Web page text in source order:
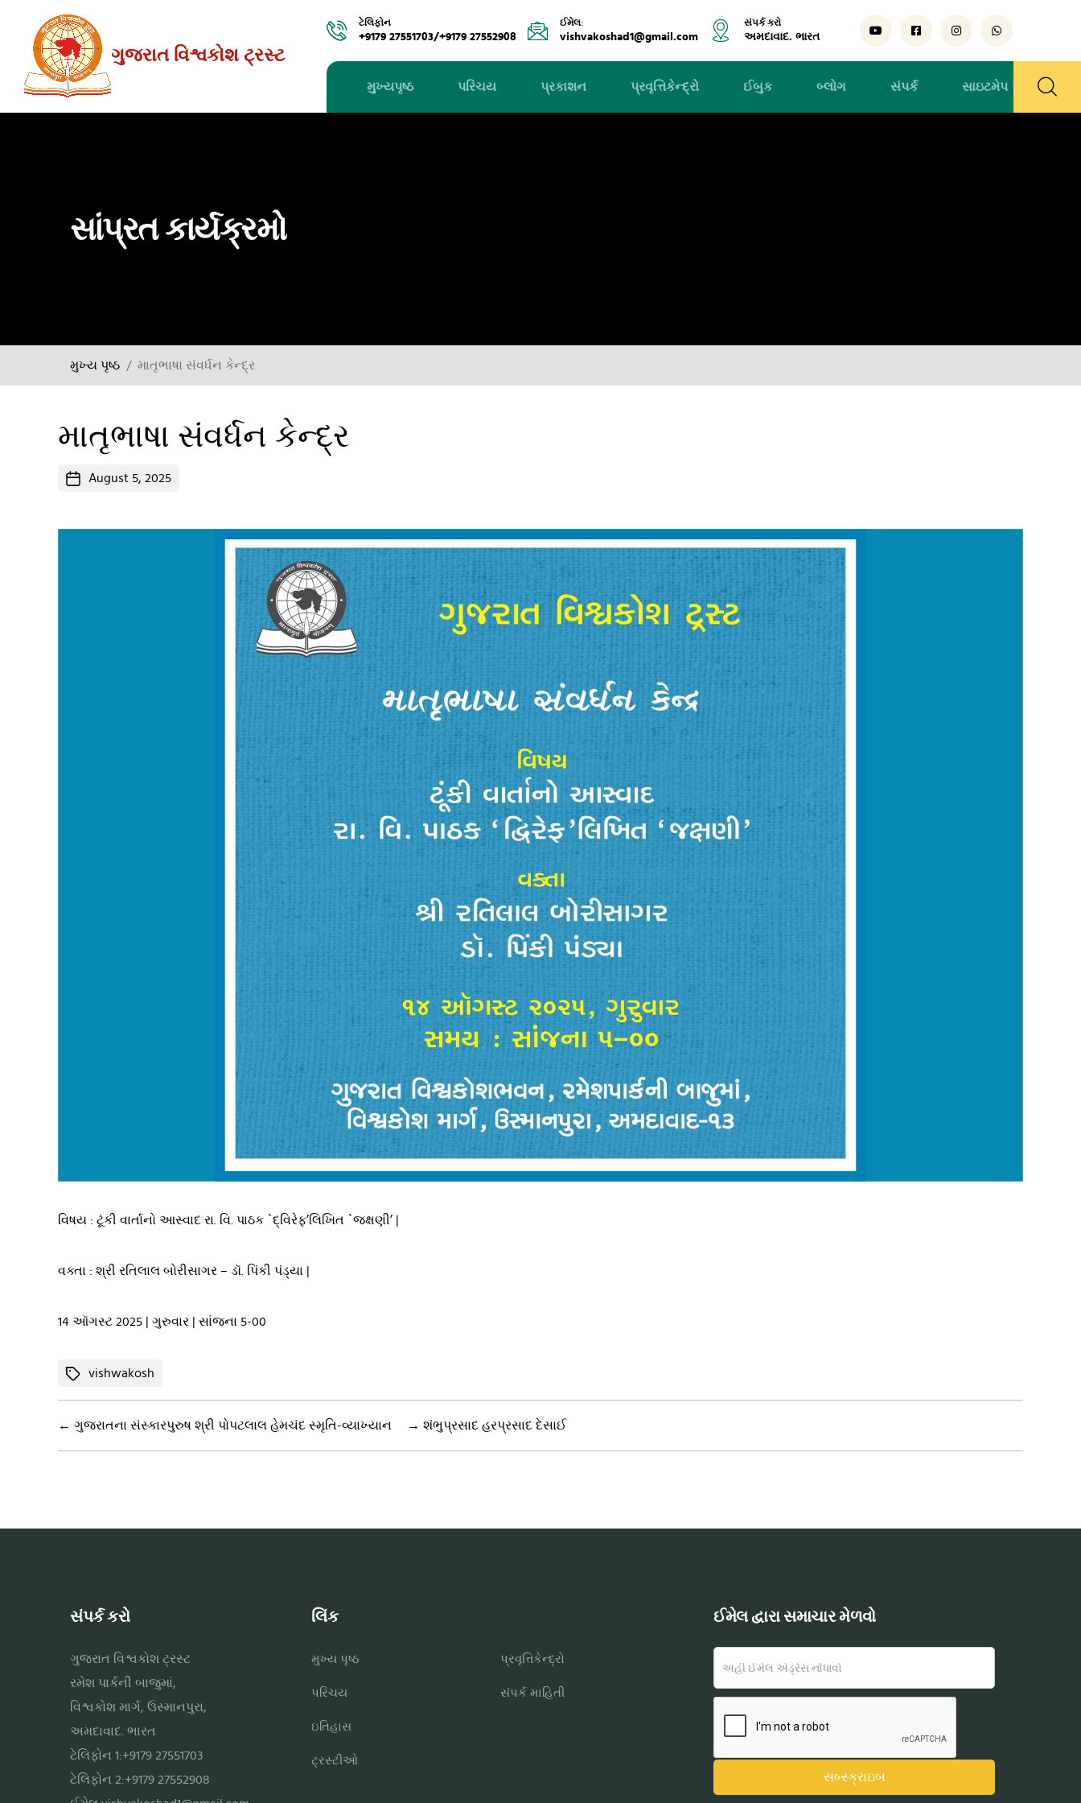
content
ગુજરાત વિશ્વકોશ ટ્રસ્ટ
ટેલિફોન
+9179 27551703/+9179 27552908
ઈમેલ:
vishvakoshad1@gmail.com
સંપર્ક કરો
અમદાવાદ. ભારત
મુખ્યપૃષ્ઠ પરિચય પ્રકાશન પ્રવૃત્તિકેન્દ્રો ઈબુક બ્લોગ સંપર્ક સાઇટમેપ
સાંપ્રત કાર્યક્રમો
મુખ્ય પૃષ્ઠ માતૃભાષા સંવર્ધન કેન્દ્ર
માતૃભાષા સંવર્ધન કેન્દ્ર
PostAugust 5, 2025
વિષય : ટૂંકી વાર્તાનો આસ્વાદ રા. વિ. પાઠક `દ્વિરેફ’લિખિત `જક્ષણી’ |
વક્તા : શ્રી રતિલાલ બોરીસાગર – ડૉ. પિંકી પંડ્યા |
14 ઑગસ્ટ 2025 | ગુરુવાર | સાંજના 5-00
Tagsvishwakosh
← ગુજરાતના સંસ્કારપુરુષ શ્રી પોપટલાલ હેમચંદ સ્મૃતિ-વ્યાખ્યાન → શંભુપ્રસાદ હરપ્રસાદ દેસાઈ
સંપર્ક કરો
ગુજરાત વિશ્વકોશ ટ્રસ્ટ
રમેશ પાર્કની બાજુમાં,
વિશ્વકોશ માર્ગ, ઉસ્માનપુરા,
અમદાવાદ. ભારત
ટેલિફોન 1:+9179 27551703
ટેલિફોન 2:+9179 27552908
લિંક
મુખ્ય પૃષ્ઠ
પરિચય
ઇતિહાસ
ટ્રસ્ટીઓ
પ્રવૃત્તિકેન્દ્રો
સંપર્ક માહિતી
ઈમેલ દ્વારા સમાચાર મેળવો